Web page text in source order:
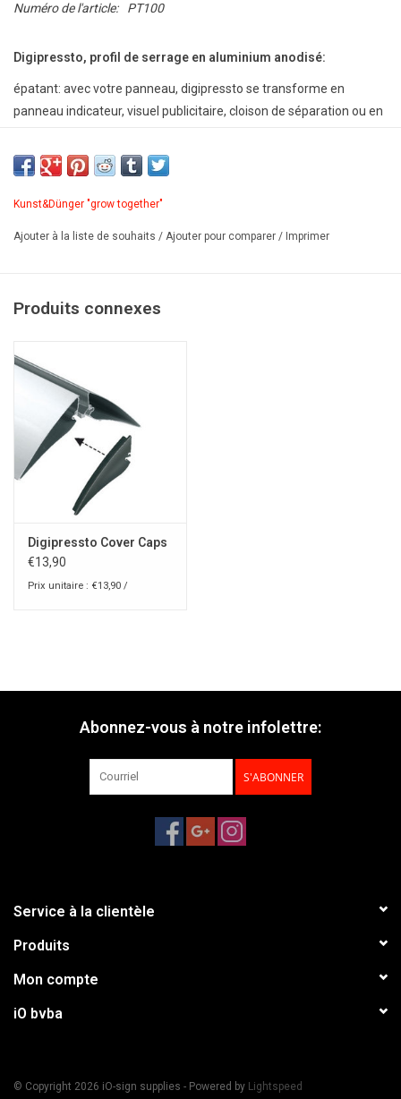
Numéro de l'article: PT100
Digipressto, profil de serrage en aluminium anodisé:
épatant: avec votre panneau, digipressto se transforme en
panneau indicateur, visuel publicitaire, cloison de séparation ou en
plus divers peuvent y être serrés.
Profil de serrage en aluminium anodisé, avec protection
antidérapante et vis moletée.
Fiche produit
Kunst&Dünger "grow together"
Ajouter à la liste de souhaits / Ajouter pour comparer / Imprimer
Produits connexes
Digipressto Cover Caps
€13,90
Prix unitaire : €13,90 /
Abonnez-vous à notre infolettre:
S'ABONNER
Service à la clientèle
Produits
Mon compte
iO bvba
© Copyright 2026 iO-sign supplies - Powered by Lightspeed